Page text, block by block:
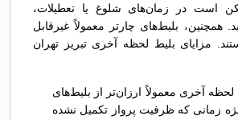
است در زمان‌های شلوغ یا تعطیلات،
همچنین، بلیط‌های چارتر معمولاً غیرقابل
مزایای بلیط لحظه آخری تبریز تهران
لحظه آخری معمولاً ارزان‌تر از بلیط‌های
زمانی که ظرفیت پرواز تکمیل نشده